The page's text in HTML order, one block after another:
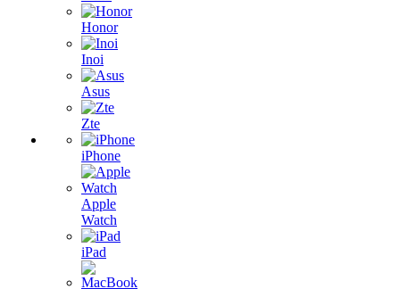
Honor
Inoi
Asus
Zte
iPhone
Apple
Watch
iPad